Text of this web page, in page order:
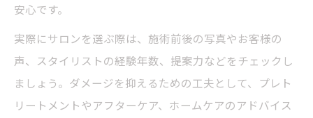
安心です。
実際にサロンを選ぶ際は、施術前後の写真やお客様の
声、スタイリストの経験年数、提案力などをチェックし
ましょう。ダメージを抑えるための工夫として、プレト
リートメントやアフターケア、ホームケアのアドバイス